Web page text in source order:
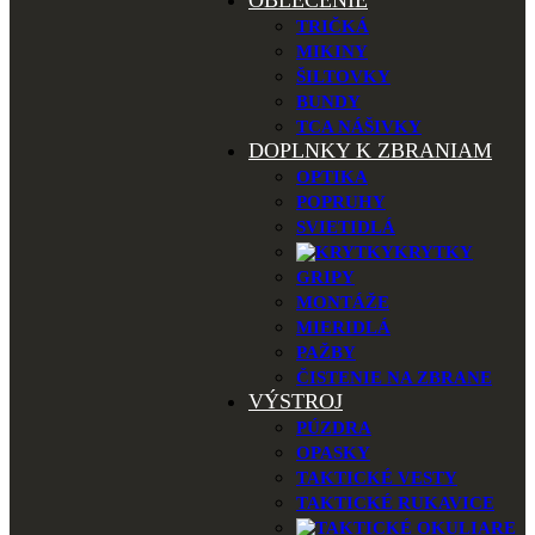
TRIČKÁ
MIKINY
ŠILTOVKY
BUNDY
TCA NÁŠIVKY
DOPLNKY K ZBRANIAM
OPTIKA
POPRUHY
SVIETIDLÁ
KRYTKY
GRIPY
MONTÁŽE
MIERIDLÁ
PAŽBY
ČISTENIE NA ZBRANE
VÝSTROJ
PÚZDRA
OPASKY
TAKTICKÉ VESTY
TAKTICKÉ RUKAVICE